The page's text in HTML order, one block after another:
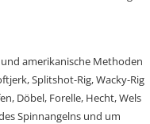
amerikanische Methoden
Splitshot-Rig, Wacky-Rig
Döbel, Forelle, Hecht, Wels
Spinnangelns und um